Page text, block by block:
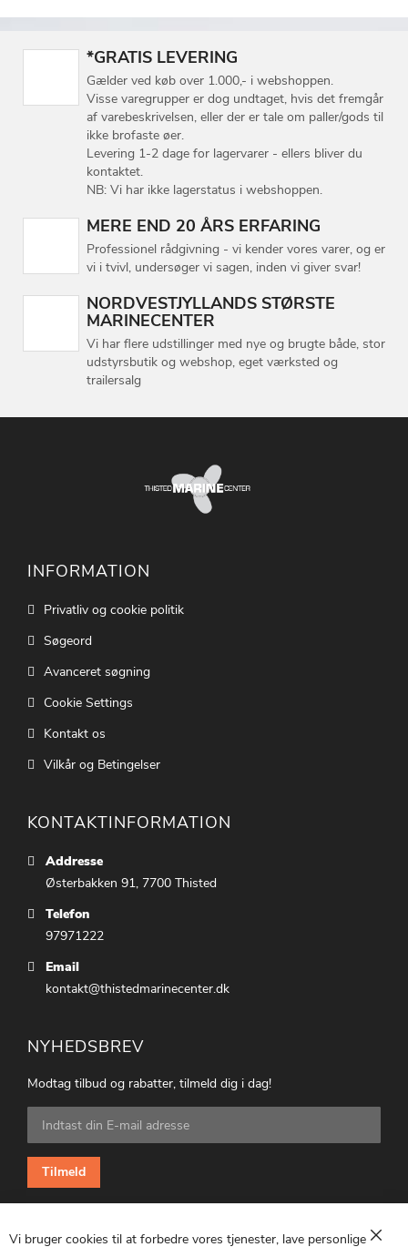
*GRATIS LEVERING
Gælder ved køb over 1.000,- i webshoppen.
Visse varegrupper er dog undtaget, hvis det fremgår
af varebeskrivelsen, eller der er tale om paller/gods til
ikke brofaste øer.
Levering 1-2 dage for lagervarer - ellers bliver du
kontaktet.
NB: Vi har ikke lagerstatus i webshoppen.
MERE END 20 ÅRS ERFARING
Professionel rådgivning - vi kender vores varer, og er
vi i tvivl, undersøger vi sagen, inden vi giver svar!
NORDVESTJYLLANDS STØRSTE
MARINECENTER
Vi har flere udstillinger med nye og brugte både, stor
udstyrsbutik og webshop, eget værksted og
trailersalg
INFORMATION
Privatliv og cookie politik
Søgeord
Avanceret søgning
Cookie Settings
Kontakt os
Vilkår og Betingelser
KONTAKTINFORMATION
Addresse
Østerbakken 91, 7700 Thisted
Telefon
97971222
Email
kontakt@thistedmarinecenter.dk
NYHEDSBREV
Modtag tilbud og rabatter, tilmeld dig i dag!
Tilmeld
dig
vores
nyhedsbrev:
Tilmeld
Vi bruger cookies til at forbedre vores tjenester, lave personlige